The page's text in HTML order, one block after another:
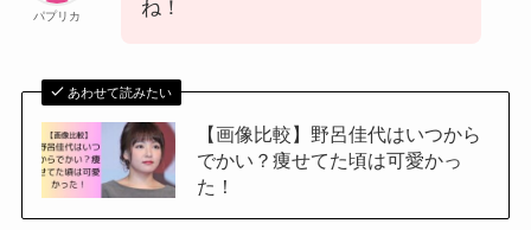
パプリカ
ね！
あわせて読みたい
【画像比較】野呂佳代はいつから
でかい？痩せてた頃は可愛かっ
た！